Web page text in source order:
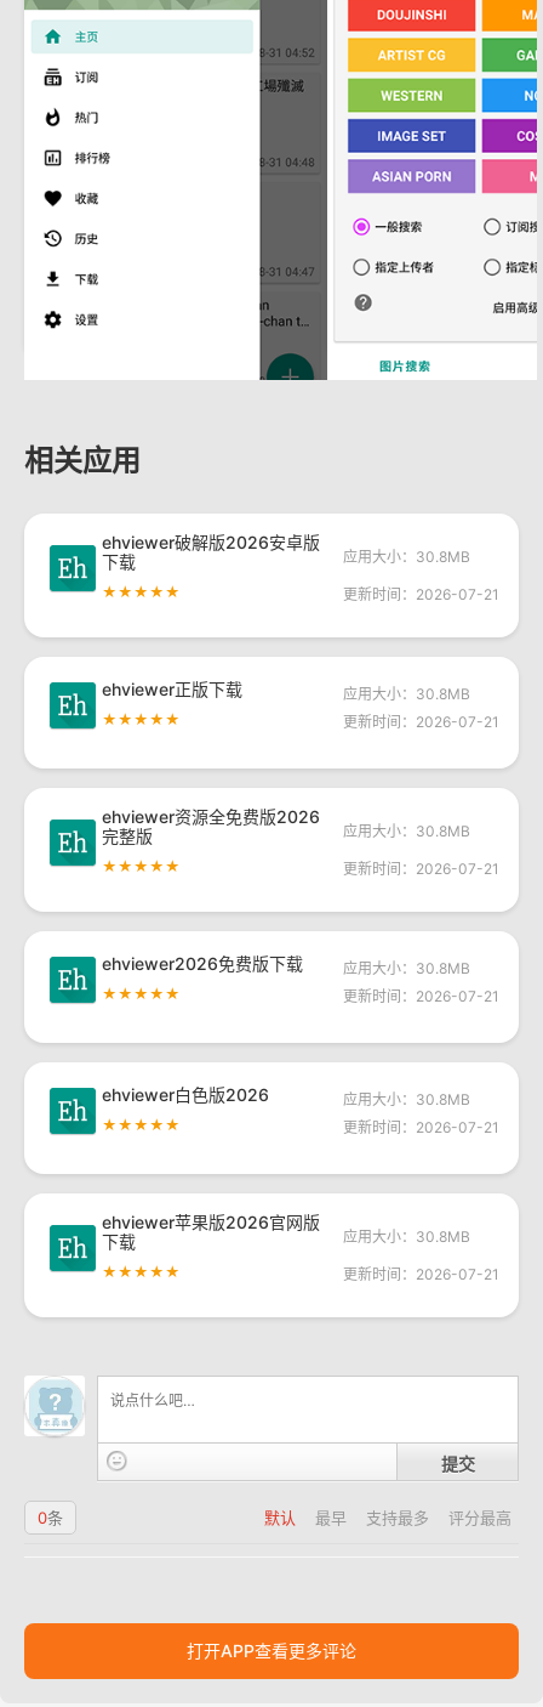
相关应用
ehviewer破解版2026安卓版
下载
★★★★★
应用大小：30.8MB
更新时间：2026-07-21
ehviewer正版下载
★★★★★
应用大小：30.8MB
更新时间：2026-07-21
ehviewer资源全免费版2026
完整版
★★★★★
应用大小：30.8MB
更新时间：2026-07-21
ehviewer2026免费版下载
★★★★★
应用大小：30.8MB
更新时间：2026-07-21
ehviewer白色版2026
★★★★★
应用大小：30.8MB
更新时间：2026-07-21
ehviewer苹果版2026官网版
下载
★★★★★
应用大小：30.8MB
更新时间：2026-07-21
提交
默认 最早 支持最多 评分最高
0条
打开APP查看更多评论